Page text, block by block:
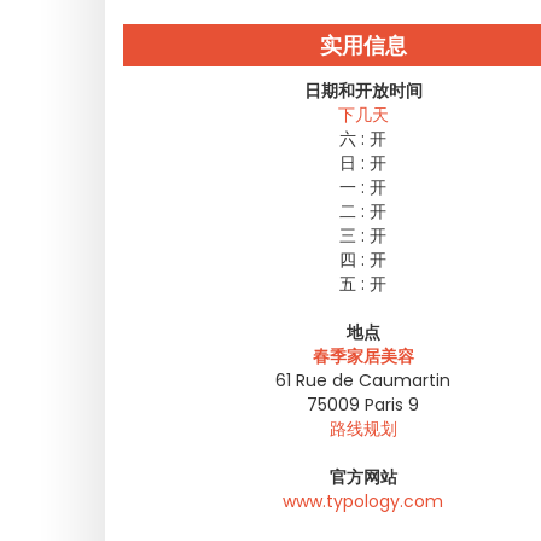
实用信息
日期和开放时间
下几天
六 : 开
日 : 开
一 : 开
二 : 开
三 : 开
四 : 开
五 : 开
地点
春季家居美容
61 Rue de Caumartin
75009 Paris 9
路线规划
官方网站
www.typology.com